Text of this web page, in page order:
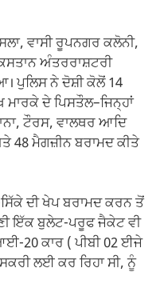
ਵਾਸੀ ਰੂਪਨਗਰ ਕਲੋਨੀ,
ਅੰਤਰਰਾਸ਼ਟਰੀ
ਪੁਲਿਸ ਨੇ ਦੋਸ਼ੀ ਕੋਲੋਂ 14
ਦੇ ਪਿਸਤੌਲ–ਜਿਨ੍ਹਾਂ
ਟੌਰਸ, ਵਾਲਥਰ ਆਦਿ
48 ਮੈਗਜ਼ੀਨ ਬਰਾਮਦ ਕੀਤੇ
ਦੀ ਖੇਪ ਬਰਾਮਦ ਕਰਨ ਤੋਂ
ਇੱਕ ਬੁਲੇਟ-ਪਰੂਫ ਜੈਕੇਟ ਵੀ
20 ਕਾਰ ( ਪੀਬੀ 02 ਈਜੇ
ਲਈ ਕਰ ਰਿਹਾ ਸੀ, ਨੂੰ